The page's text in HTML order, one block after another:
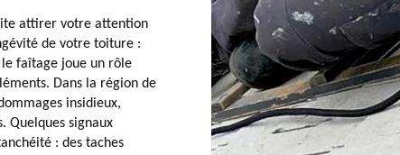
attirer votre attention
de votre toiture :
faîtage joue un rôle
Dans la région de
insidieux,
Quelques signaux
: des taches